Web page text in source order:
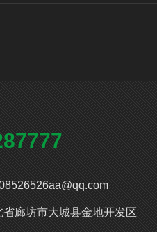
省廊坊市大城县金地开发区